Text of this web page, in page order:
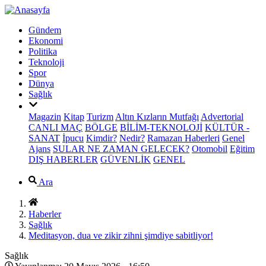
Gündem
Ekonomi
Politika
Teknoloji
Spor
Dünya
Sağlık
Magazin Kitap Turizm Altın Kızların Mutfağı Advertorial
CANLI MAÇ BÖLGE BİLİM-TEKNOLOJİ KÜLTÜR -
SANAT İpucu Kimdir? Nedir? Ramazan Haberleri Genel
Ajans SULAR NE ZAMAN GELECEK? Otomobil Eğitim
DIŞ HABERLER GÜVENLİK GENEL
Ara
Haberler
Sağlık
Meditasyon, dua ve zikir zihni şimdiye sabitliyor!
Sağlık